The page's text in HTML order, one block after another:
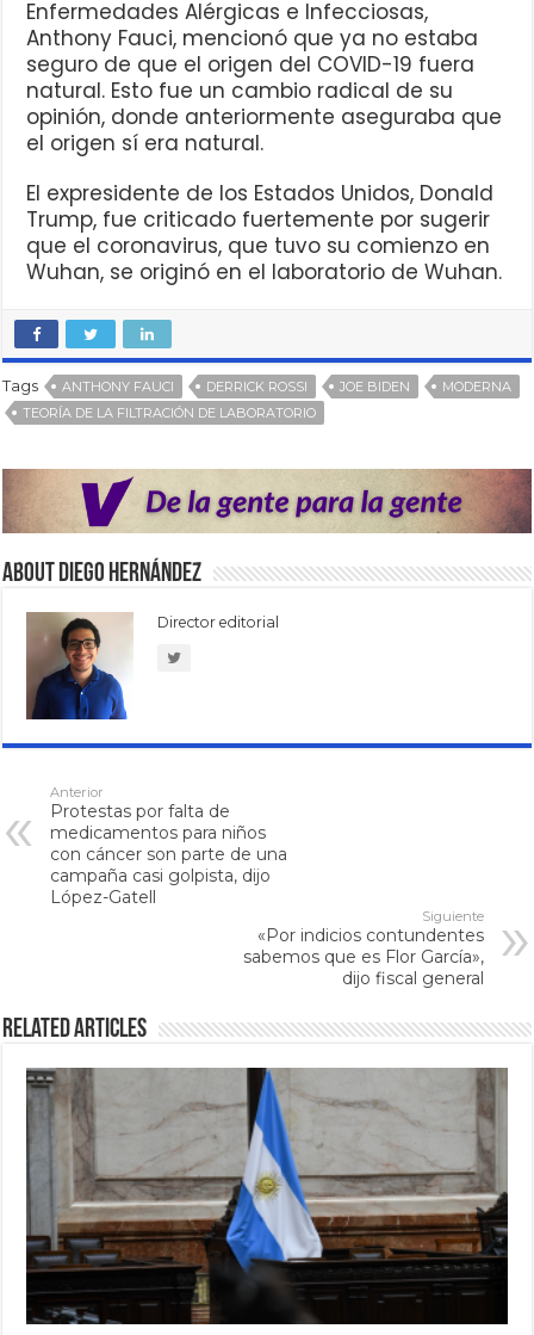
Enfermedades Alérgicas e Infecciosas,
Anthony Fauci, mencionó que ya no estaba
seguro de que el origen del COVID-19 fuera
natural. Esto fue un cambio radical de su
opinión, donde anteriormente aseguraba que
el origen sí era natural.
El expresidente de los Estados Unidos, Donald
Trump, fue criticado fuertemente por sugerir
que el coronavirus, que tuvo su comienzo en
Wuhan, se originó en el laboratorio de Wuhan.
Tags ANTHONY FAUCI DERRICK ROSSI JOE BIDEN
MODERNA
TEORÍA DE LA FILTRACIÓN DE LABORATORIO
About Diego Hernández
Director editorial
Anterior
Protestas por falta de
medicamentos para niños
con cáncer son parte de una
campaña casi golpista, dijo
López-Gatell
Siguiente
«Por indicios contundentes
sabemos que es Flor García»,
dijo fiscal general
Related Articles